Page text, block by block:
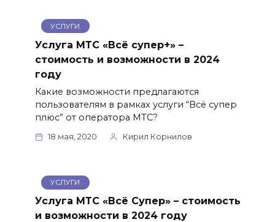
УСЛУГИ
Услуга МТС «Всё супер+» –
стоимость и возможности в 2024
году
Какие возможности предлагаются
пользователям в рамках услуги “Всё супер
плюс” от оператора МТС?
18 мая, 2020 Кирил Корнилов
УСЛУГИ
Услуга МТС «Всё Супер» – стоимость
и возможности в 2024 году